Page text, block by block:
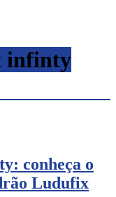
infinty
conheça o
Ludufix